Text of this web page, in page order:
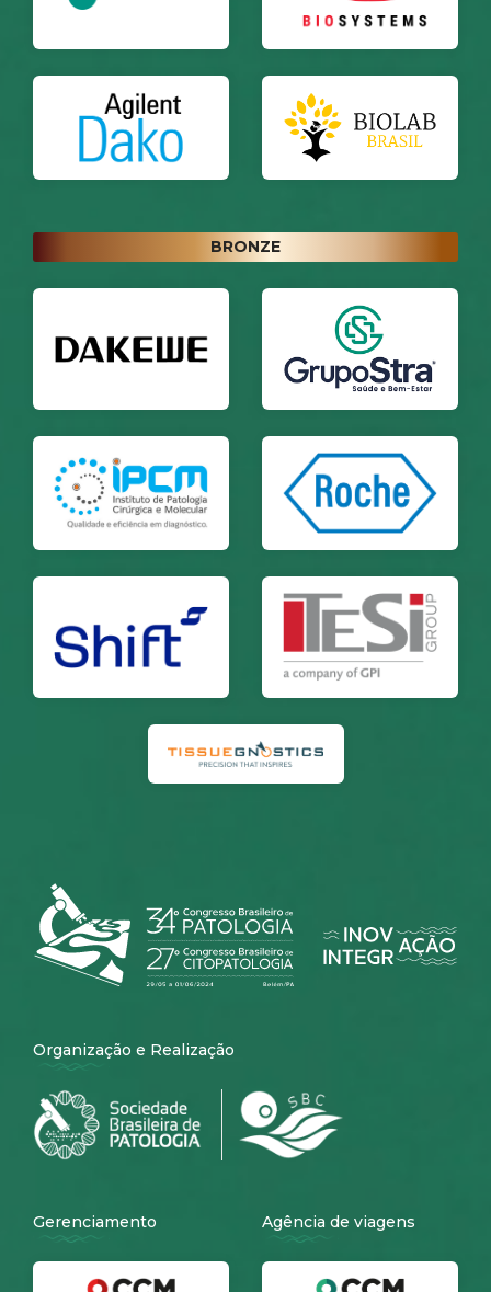
BRONZE
Organização e Realização
Gerenciamento Agência de viagens